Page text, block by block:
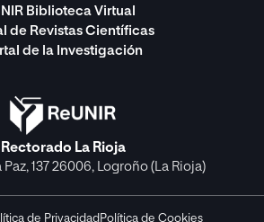
Biblioteca Virtual
de Revistas Científicas
de la Investigación
Rectorado La Rioja
137 26006, Logroño (La Rioja)
de Privacidad Política de Cookies